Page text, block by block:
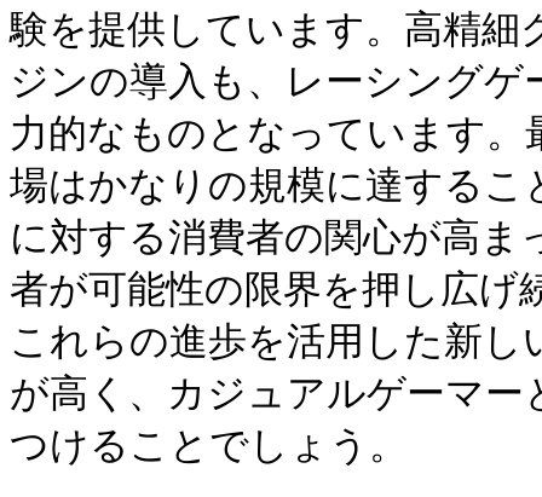
験を提供しています。高精
ジンの導入も、レーシング
力的なものとなっています。
場はかなりの規模に達する
に対する消費者の関心が高
者が可能性の限界を押し広げ
これらの進歩を活用した新
が高く、カジュアルゲーマ
つけることでしょう。